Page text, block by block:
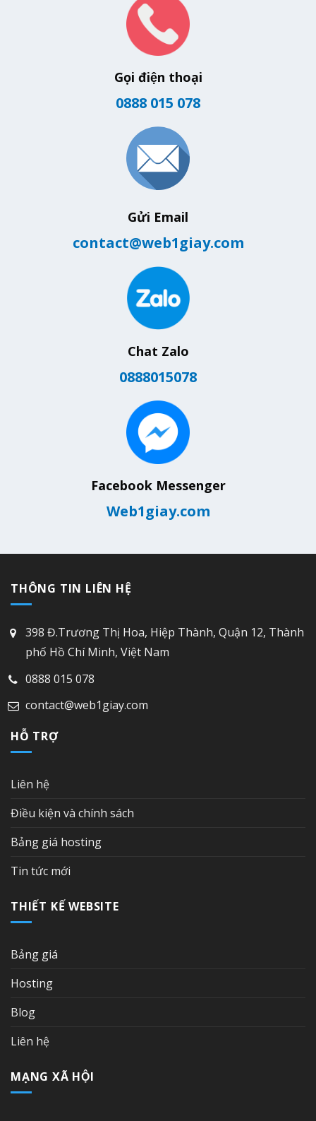
Gọi điện thoại
0888 015 078
Gửi Email
contact@web1giay.com
Chat Zalo
0888015078
Facebook Messenger
Web1giay.com
THÔNG TIN LIÊN HỆ
398 Đ.Trương Thị Hoa, Hiệp Thành, Quận 12, Thành
phố Hồ Chí Minh, Việt Nam
0888 015 078
contact@web1giay.com
HỖ TRỢ
Liên hệ
Điều kiện và chính sách
Bảng giá hosting
Tin tức mới
THIẾT KẾ WEBSITE
Bảng giá
Hosting
Blog
Liên hệ
MẠNG XÃ HỘI